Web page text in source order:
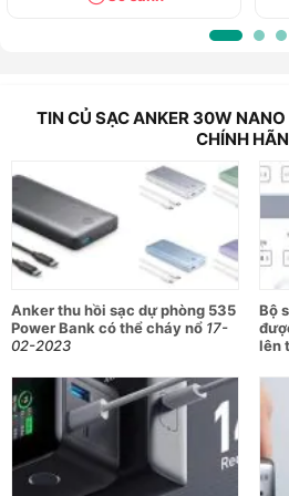
MacBook Air của mình bằng một
TIN CỦ SẠC ANKER 30W
CHÍNH
Anker thu hồi sạc dự phòng 535
Power Bank có thể cháy nổ 17-
02-2023
Bộ
lên